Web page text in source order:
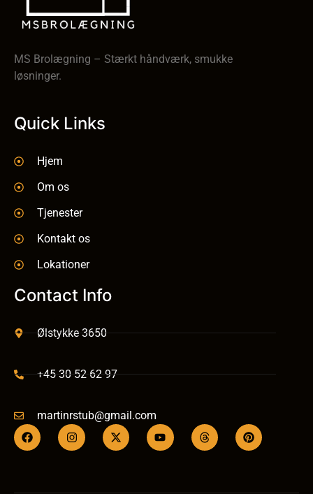
MS Brolægning – Stærkt håndværk, smukke
løsninger.
Quick Links
Hjem
Om os
Tjenester
Kontakt os
Lokationer
Contact Info
Ølstykke 3650
+45 30 52 62 97
martinrstub@gmail.com